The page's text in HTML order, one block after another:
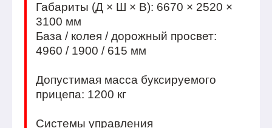
Габариты (Д × Ш × В): 6670 × 2520 ×
3100 мм
База / колея / дорожный просвет:
4960 / 1900 / 615 мм
Допустимая масса буксируемого
прицепа: 1200 кг
Системы управления